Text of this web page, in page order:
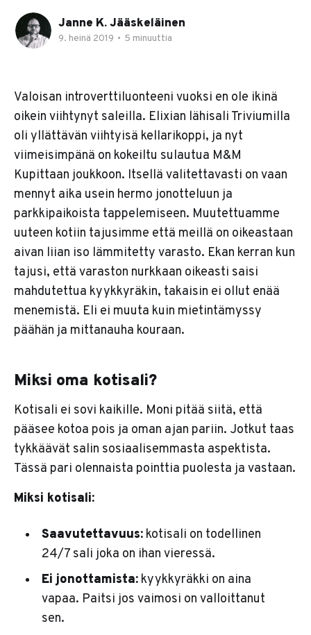
Janne K. Jääskeläinen
9. heinä 2019 • 5 minuuttia
Valoisan introverttiluonteeni vuoksi en ole ikinä
oikein viihtynyt saleilla. Elixian lähisali Triviumilla
oli yllättävän viihtyisä kellarikoppi, ja nyt
viimeisimpänä on kokeiltu sulautua M&M
Kupittaan joukkoon. Itsellä valitettavasti on vaan
mennyt aika usein hermo jonotteluun ja
parkkipaikoista tappelemiseen. Muutettuamme
uuteen kotiin tajusimme että meillä on oikeastaan
aivan liian iso lämmitetty varasto. Ekan kerran kun
tajusi, että varaston nurkkaan oikeasti saisi
mahdutettua kyykkyräkin, takaisin ei ollut enää
menemistä. Eli ei muuta kuin mietintämyssy
päähän ja mittanauha kouraan.
Miksi oma kotisali?
Kotisali ei sovi kaikille. Moni pitää siitä, että
pääsee kotoa pois ja oman ajan pariin. Jotkut taas
tykkäävät salin sosiaalisemmasta aspektista.
Tässä pari olennaista pointtia puolesta ja vastaan.
Miksi kotisali:
Saavutettavuus:kotisali on todellinen
24/7 sali joka on ihan vieressä.
Ei jonottamista:kyykkyräkki on aina
vapaa. Paitsi jos vaimosi on valloittanut
sen.